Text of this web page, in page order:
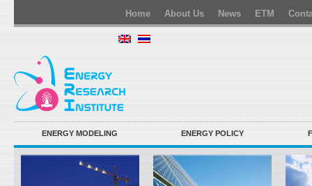
Home About Us News ETM
ENERGY MODELING ENERGY POLICY